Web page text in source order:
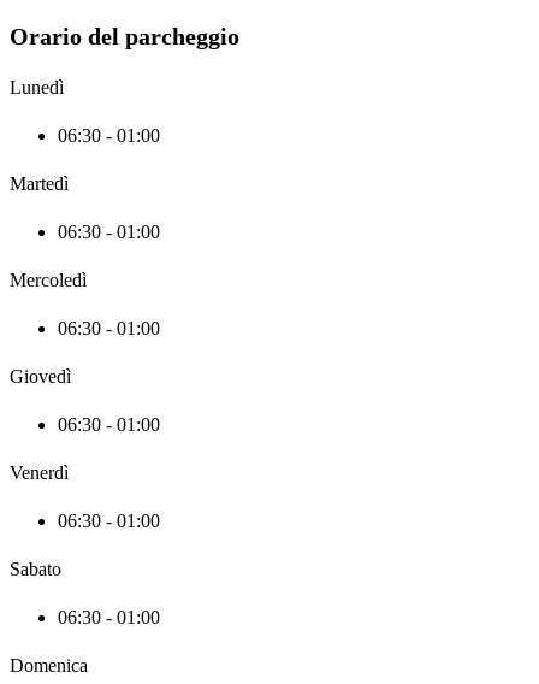
Orario del parcheggio
Lunedì
06:30 - 01:00
Martedì
06:30 - 01:00
Mercoledì
06:30 - 01:00
Giovedì
06:30 - 01:00
Venerdì
06:30 - 01:00
Sabato
06:30 - 01:00
Domenica